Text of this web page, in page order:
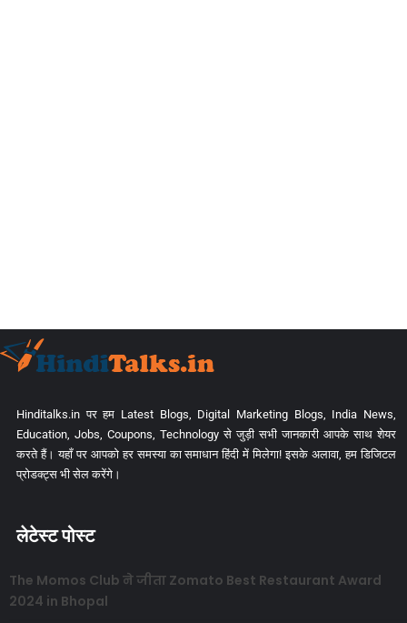
Hinditalks.in पर हम Latest Blogs, Digital Marketing Blogs, India News,
Education, Jobs, Coupons, Technology से जुड़ी सभी जानकारी आपके साथ शेयर
करते हैं। यहाँ पर आपको हर समस्या का समाधान हिंदी में मिलेगा! इसके अलावा, हम डिजिटल
प्रोडक्ट्स भी सेल करेंगे।
लेटेस्ट पोस्ट
The Momos Club ने जीता Zomato Best Restaurant Award
2024 in Bhopal